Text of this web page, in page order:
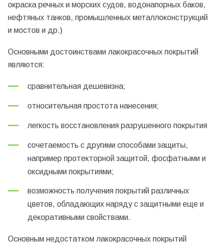
окраска речных и морских судов, водонапорных баков,
нефтяных танков, промышленных металлоконструкций
и мостов и др.)
Основными достоинствами лакокрасочных покрытий
являются:
сравнительная дешевизна;
относительная простота нанесения;
легкость восстановления разрушенного покрытия
сочетаемость с другими способами защиты,
например протекторной защитой, фосфатными и
оксидными покрытиями;
возможность получения покрытий различных
цветов, обладающих наряду с защитными еще и
декоративными свойствами.
Основным недостатком лакокрасочных покрытий